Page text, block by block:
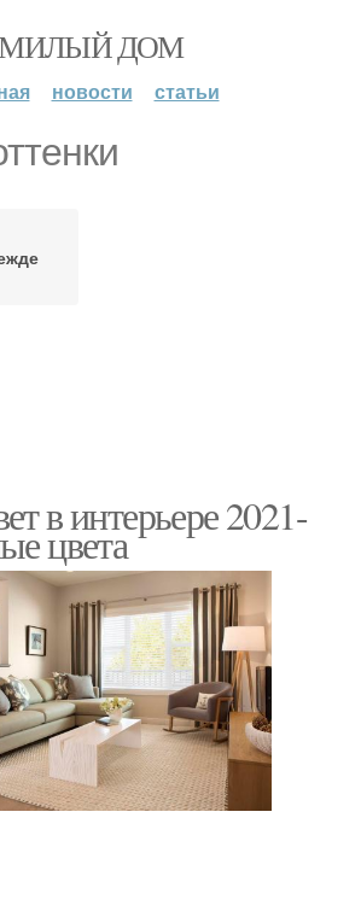
ДОМ
новости статьи
в интерьере 2021-
цвета